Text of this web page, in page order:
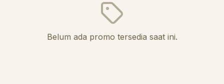
Belum ada promo tersedia saat ini.